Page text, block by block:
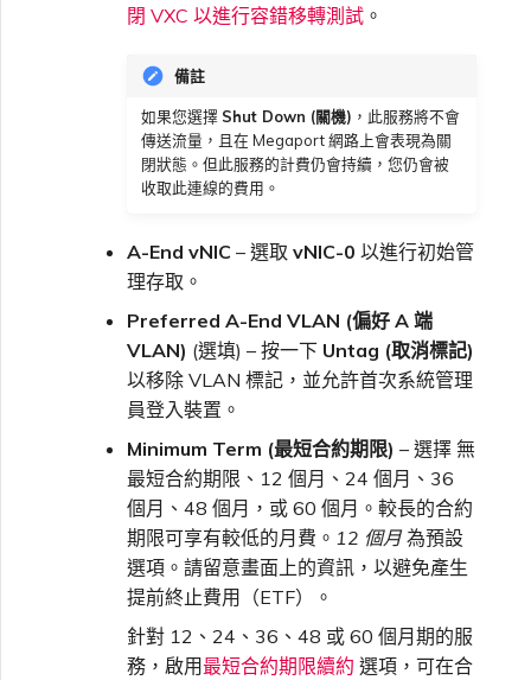
閉 VXC 以進行容錯移轉測試 。
備註
如果您選擇 Shut Down (關機) ，此服務將不會
傳送流量，且在 Megaport 網路上會表現為關
閉狀態。但此服務的計費仍會持續，您仍會被
收取此連線的費用。
A-End vNIC – 選取 vNIC-0 以進行初始管
理存取。
Preferred A-End VLAN (偏好 A 端
VLAN) (選填) – 按一下 Untag (取消標記)
以移除 VLAN 標記，並允許首次系統管理
員登入裝置。
Minimum Term (最短合約期限) – 選擇 無
最短合約期限、12 個月、24 個月、36
個月、48 個月，或 60 個月。較長的合約
期限可享有較低的月費。 12 個月為預設
選項。請留意畫面上的資訊，以避免產生
提前終止費用（ETF）。
針對 12、24、36、48 或 60 個月期的服
務，啟用 最短合約期限續約 選項，可在合